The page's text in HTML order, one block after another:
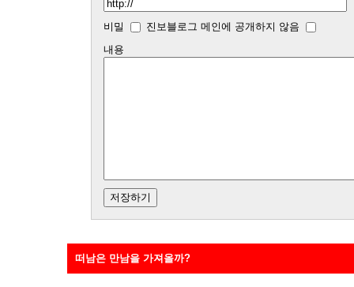
비밀
진보블로그 메인에 공개하지 않음
내용
떠남은 만남을 가져올까?